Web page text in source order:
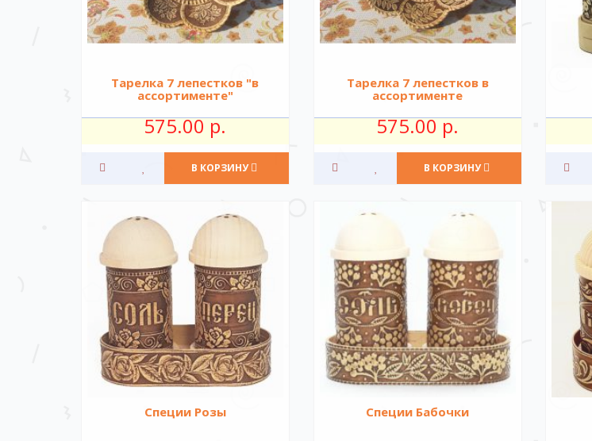
Тарелка 7 лепестков "в
ассортименте"
575.00 р.
В КОРЗИНУ
Тарелка 7 лепестков в
ассортименте
575.00 р.
В КОРЗИНУ
Специи Розы Специи Бабочки